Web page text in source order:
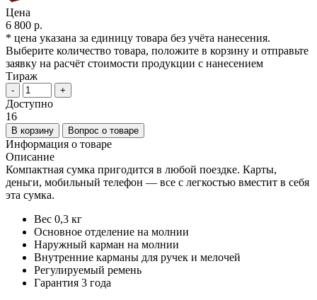
Цена
6 800 р.
* цена указана за единицу товара без учёта нанесения.
Выберите количество товара, положите в корзину и отправьте
заявку на расчёт стоимости продукции с нанесением
Тираж
- +
Доступно
16
В корзину Вопрос о товаре
Информация о товаре
Описание
Компактная сумка пригодится в любой поездке. Карты,
деньги, мобильный телефон — все с легкостью вместит в себя
эта сумка.
Вес 0,3 кг
Основное отделение на молнии
Наружный карман на молнии
Внутренние карманы для ручек и мелочей
Регулируемый ремень
Гарантия 3 года